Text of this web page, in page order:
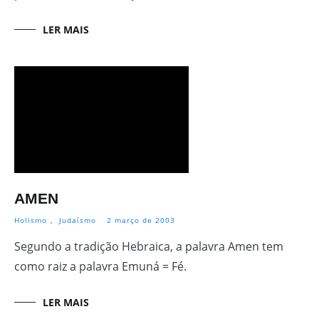
LER MAIS
AMEN
Holismo Judaísmo 2 março de 2003
Segundo a tradição Hebraica, a palavra Amen tem
como raiz a palavra Emuná = Fé.
LER MAIS